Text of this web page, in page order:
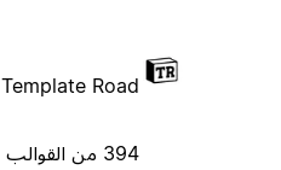
Template Road
394 من القوالب